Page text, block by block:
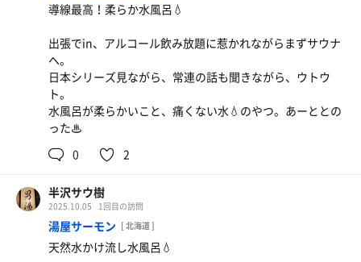
導線最高！柔らか水風呂💧
出張でin、アルコール飲み放題に惹かれながらまずサウナ
へ。
日本シリーズ見ながら、常連の話も聞きながら、ウトウ
ト。
水風呂が柔らかいこと、痛くない水💧のやつ。あーととの
った♨
0
2
半沢サウ樹
2025.10.05 1回目の訪問
湯屋サーモン [ 北海道 ]
天然水かけ流し水風呂💧